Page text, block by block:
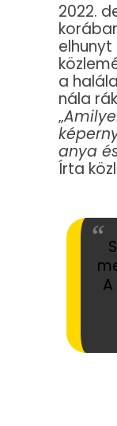
2022.
elhunyt
a
nála
„
anya
Írta